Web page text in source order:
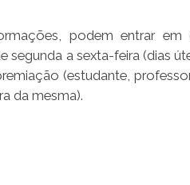
podem entrar em
a sexta-feira (dias
(estudante,
da mesma).